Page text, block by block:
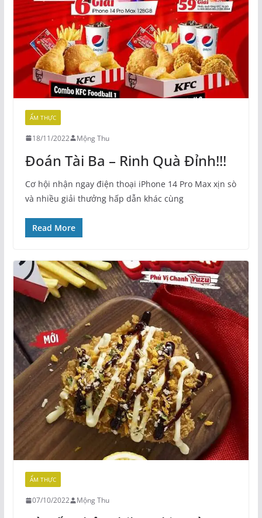
ẨM THỰC
18/11/2022 Mộng Thu
Đoán Tài Ba – Rinh Quà Đỉnh!!!
Cơ hội nhận ngay điện thoại iPhone 14 Pro Max xịn sò
và nhiều giải thưởng hấp dẫn khác cùng
Read More
ẨM THỰC
07/10/2022 Mộng Thu